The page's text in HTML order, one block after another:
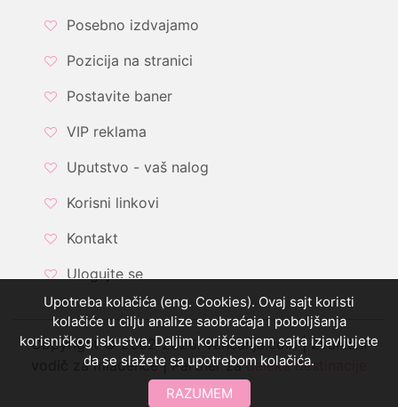
Posebno izdvajamo
Pozicija na stranici
Postavite baner
VIP reklama
Uputstvo - vaš nalog
Korisni linkovi
Kontakt
Ulogujte se
Copyright © 2002-2026. Vencanja.com | Zvanični
vodič za mladence | Partner zadaleke destinacije
Upotreba kolačića (eng. Cookies). Ovaj sajt koristi
kolačiće u cilju analize saobraćaja i poboljšanja
korisničkog iskustva. Daljim korišćenjem sajta izjavljujete
da se slažete sa upotrebom kolačića.
RAZUMEM